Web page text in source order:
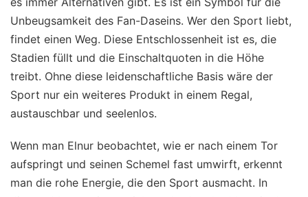
Unbeugsamkeit des Fan-Daseins. Wer den Sport liebt,
findet einen Weg. Diese Entschlossenheit ist es, die
Stadien füllt und die Einschaltquoten in die Höhe
treibt. Ohne diese leidenschaftliche Basis wäre der
Sport nur ein weiteres Produkt in einem Regal,
austauschbar und seelenlos.
Wenn man Elnur beobachtet, wie er nach einem Tor
aufspringt und seinen Schemel fast umwirft, erkennt
man die rohe Energie, die den Sport ausmacht. In